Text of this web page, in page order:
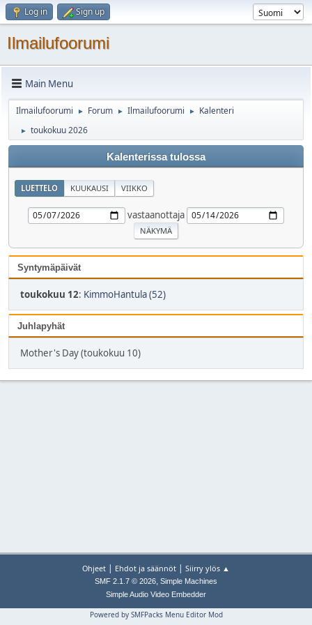
Log in Sign up
Ilmailufoorumi
Main Menu
Ilmailufoorumi ► Forum ► Ilmailufoorumi ► Kalenteri
► toukokuu 2026
Kalenterissa tulossa
LUETTELO KUUKAUSI VIIKKO
vastaanottaja
Syntymäpäivät
toukokuu 12: KimmoHantula (52)
Juhlapyhät
Mother's Day (toukokuu 10)
Ohjeet | Ehdot ja säännöt | Siirry ylös ▲
SMF 2.1.7 © 2026, Simple Machines
Simple Audio Video Embedder
Powered by SMFPacks Menu Editor Mod